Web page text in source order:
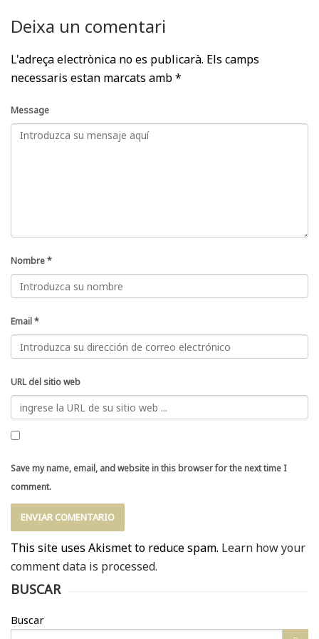
Deixa un comentari
L'adreça electrònica no es publicarà. Els camps
necessaris estan marcats amb*
Message
Nombre*
Email*
URL del sitio web
Save my name, email, and website in this browser for the next time I
comment.
This site uses Akismet to reduce spam. Learn how your
comment data is processed.
BUSCAR
Buscar